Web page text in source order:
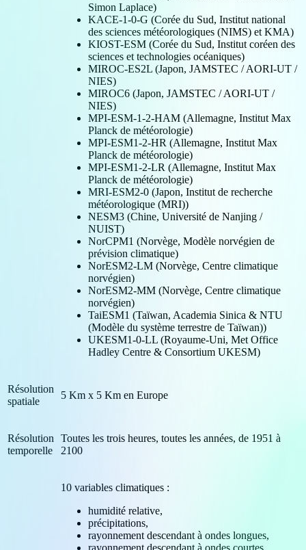
Simon Laplace)
KACE-1-0-G (Corée du Sud, Institut national
des sciences météorologiques (NIMS) et KMA)
KIOST-ESM (Corée du Sud, Institut coréen des
sciences et technologies océaniques)
MIROC-ES2L (Japon, JAMSTEC / AORI-UT /
NIES)
MIROC6 (Japon, JAMSTEC / AORI-UT /
NIES)
MPI-ESM-1-2-HAM (Allemagne, Institut Max
Planck de météorologie)
MPI-ESM1-2-HR (Allemagne, Institut Max
Planck de météorologie)
MPI-ESM1-2-LR (Allemagne, Institut Max
Planck de météorologie)
MRI-ESM2-0 (Japon, Institut de recherche
météorologique (MRI))
NESM3 (Chine, Université de Nanjing /
NUIST)
NorCPM1 (Norvège, Modèle norvégien de
prévision climatique)
NorESM2-LM (Norvège, Centre climatique
norvégien)
NorESM2-MM (Norvège, Centre climatique
norvégien)
TaiESM1 (Taïwan, Academia Sinica & NTU
(Modèle du système terrestre de Taïwan))
UKESM1-0-LL (Royaume-Uni, Met Office
Hadley Centre & Consortium UKESM)
Résolution
spatiale
5 Km x 5 Km en Europe
Résolution
temporelle
Toutes les trois heures, toutes les années, de 1951 à
2100
10 variables climatiques :
humidité relative,
précipitations,
rayonnement descendant à ondes longues,
rayonnement descendant à ondes courtes,